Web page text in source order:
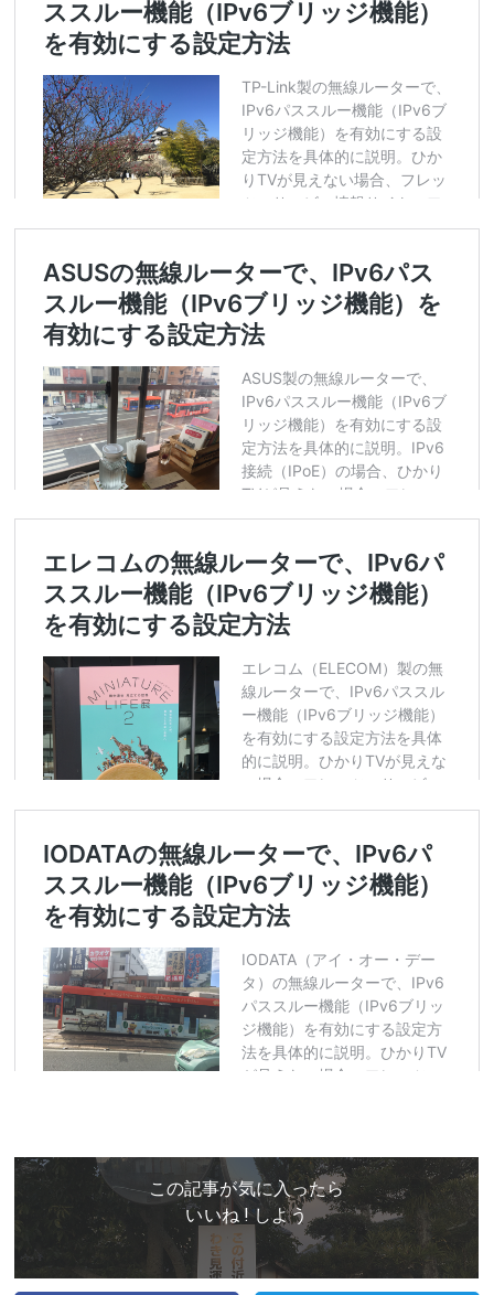
この記事が気に入ったら
いいね ! しよう